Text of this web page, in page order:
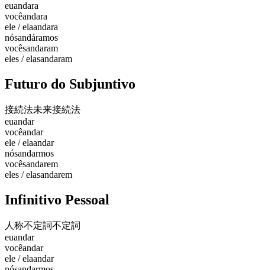
euandara
vocêandara
ele / elaandara
nósandáramos
vocêsandaram
eles / elasandaram
Futuro do Subjuntivo
接続法未来接続法
euandar
vocêandar
ele / elaandar
nósandarmos
vocêsandarem
eles / elasandarem
Infinitivo Pessoal
人称不定詞不定詞
euandar
vocêandar
ele / elaandar